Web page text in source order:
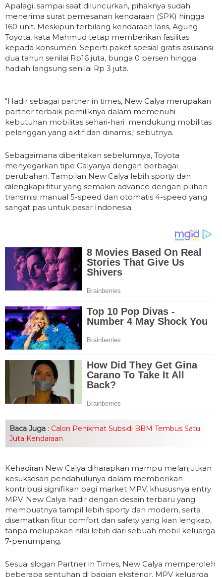
Apalagi, sampai saat diluncurkan, pihaknya sudah
menerima surat pemesanan kendaraan (SPK) hingga
160 unit. Meskipun terbilang kendaraan laris, Agung
Toyota, kata Mahmud tetap memberikan fasilitas
kepada konsumen. Seperti paket spesial gratis asusansi
dua tahun senilai Rp16 juta, bunga 0 persen hingga
hadiah langsung senilai Rp 3 juta.
"Hadir sebagai partner in times, New Calya merupakan
partner terbaik pemiliknya dalam memenuhi
kebutuhan mobilitas sehari-hari mendukung mobilitas
pelanggan yang aktif dan dinamis," sebutnya.
Sebagaimana diberitakan sebelumnya, Toyota
menyegarkan tipe Calyanya dengan berbagai
perubahan. Tampilan New Calya lebih sporty dan
dilengkapi fitur yang semakin advance dengan pilihan
transmisi manual 5-speed dan otomatis 4-speed yang
sangat pas untuk pasar Indonesia.
Baca Juga : Calon Penikmat Subsidi BBM Tembus Satu
Juta Kendaraan
Kehadiran New Calya diharapkan mampu melanjutkan
kesuksesan pendahulunya dalam memberikan
kontribusi signifikan bagi market MPV, khususnya entry
MPV. New Calya hadir dengan desain terbaru yang
membuatnya tampil lebih sporty dan modern, serta
disematkan fitur comfort dan safety yang kian lengkap,
tanpa melupakan nilai lebih dari sebuah mobil keluarga
7-penumpang.
Sesuai slogan Partner in Times, New Calya memperoleh
beberapa sentuhan di bagian eksterior. MPV keluarga